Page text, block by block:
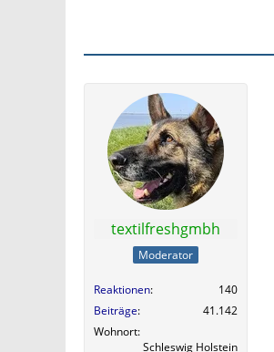
textilfreshgmbh
Moderator
Reaktionen
140
Beiträge
41.142
Wohnort
Schleswig Holstein